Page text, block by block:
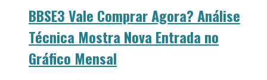
BBSE3 Vale Comprar Agora? Análise
Técnica Mostra Nova Entrada no
Gráfico Mensal